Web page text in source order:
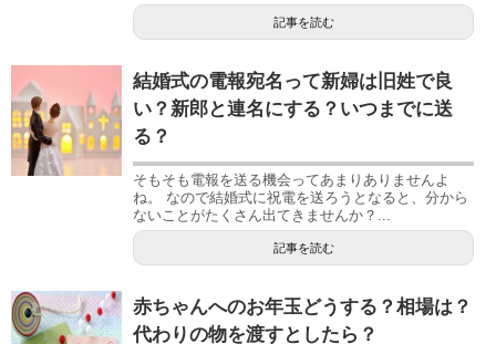
記事を読む
結婚式の電報宛名って新婦は旧姓で良
い？新郎と連名にする？いつまでに送
る？
そもそも電報を送る機会ってあまりありませんよ
ね。 なので結婚式に祝電を送ろうとなると、分から
ないことがたくさん出てきませんか？...
記事を読む
赤ちゃんへのお年玉どうする？相場は？
代わりの物を渡すとしたら？